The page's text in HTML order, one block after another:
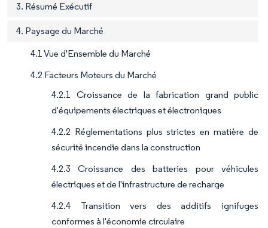
3. Résumé Exécutif
4. Paysage du Marché
4.1 Vue d'Ensemble du Marché
4.2 Facteurs Moteurs du Marché
4.2.1 Croissance de la fabrication grand public
d'équipements électriques et électroniques
4.2.2 Réglementations plus strictes en matière de
sécurité incendie dans la construction
4.2.3 Croissance des batteries pour véhicules
électriques et de l'infrastructure de recharge
4.2.4 Transition vers des additifs ignifuges
conformes à l'économie circulaire